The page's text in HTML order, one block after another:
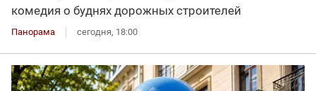
комедия о буднях дорожных строителей
Панорама сегодня, 18:00